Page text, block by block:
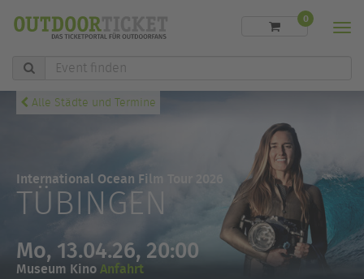
Event
finden
0
Alle Städte und Termine
International Ocean Film Tour 2026
TÜBINGEN
Mo, 13.04.26, 20:00
Museum KinoAnfahrt